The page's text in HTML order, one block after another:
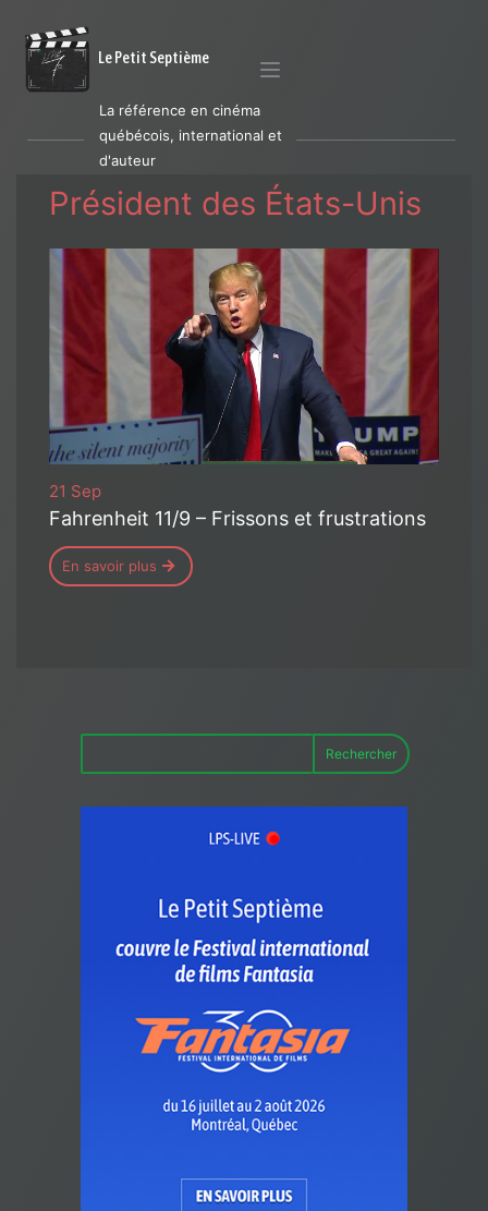
Le Petit Septième
La référence en cinéma
québécois, international et
d'auteur
Président des États-Unis
21 Sep
Fahrenheit 11/9 – Frissons et frustrations
En savoir plus
Rechercher